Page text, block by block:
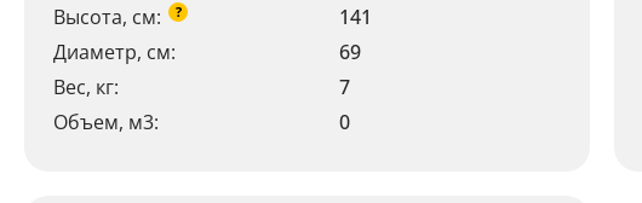
Высота, см: ?
141
Диаметр, см:
69
Вес, кг:
7
Объем, м3:
0